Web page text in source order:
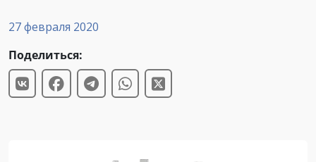
27 февраля 2020
Поделиться: